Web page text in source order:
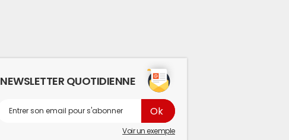
NEWSLETTER QUOTIDIENNE
Voir un exemple